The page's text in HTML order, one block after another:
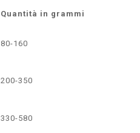
Quantità in grammi
80-160
200-350
330-580